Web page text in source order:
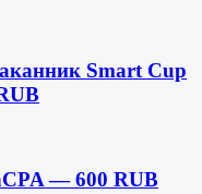
Smart Cup
— 600 RUB